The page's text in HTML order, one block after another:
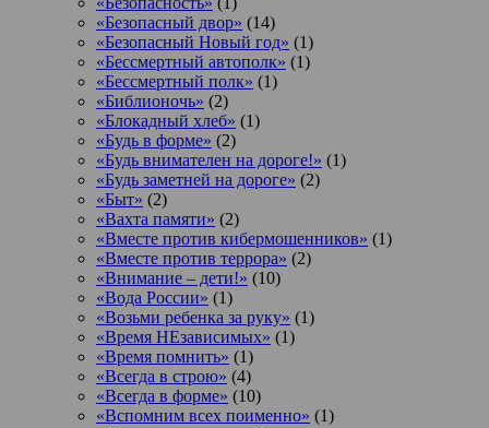
«Безопасный двор» (14)
«Безопасный Новый год» (1)
«Бессмертный автополк» (1)
«Бессмертный полк» (1)
«Библионочь» (2)
«Блокадный хлеб» (1)
«Будь в форме» (2)
«Будь внимателен на дороге!» (1)
«Будь заметней на дороге» (2)
«Быт» (2)
«Вахта памяти» (2)
«Вместе против кибермошенников» (1)
«Вместе против террора» (2)
«Внимание – дети!» (10)
«Вода России» (1)
«Возьми ребенка за руку» (1)
«Время НЕзависимых» (1)
«Время помнить» (1)
«Всегда в строю» (4)
«Всегда в форме» (10)
«Вспомним всех поименно» (1)